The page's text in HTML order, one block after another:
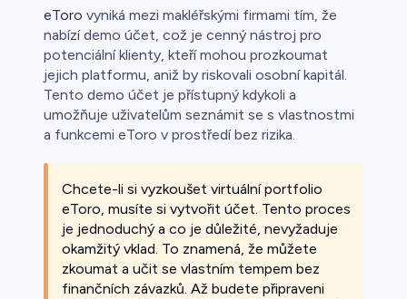
eToro vyniká mezi makléřskými firmami tím, že
nabízí demo účet, což je cenný nástroj pro
potenciální klienty, kteří mohou prozkoumat
jejich platformu, aniž by riskovali osobní kapitál.
Tento demo účet je přístupný kdykoli a
umožňuje uživatelům seznámit se s vlastnostmi
a funkcemi eToro v prostředí bez rizika.
Chcete-li si vyzkoušet virtuální portfolio
eToro, musíte si vytvořit účet. Tento proces
je jednoduchý a co je důležité, nevyžaduje
okamžitý vklad. To znamená, že můžete
zkoumat a učit se vlastním tempem bez
finančních závazků. Až budete připraveni